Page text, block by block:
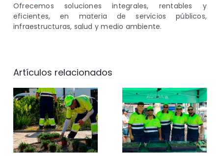
Ofrecemos soluciones integrales, rentables y
eficientes, en materia de servicios públicos,
infraestructuras, salud y medio ambiente.
Artículos relacionados